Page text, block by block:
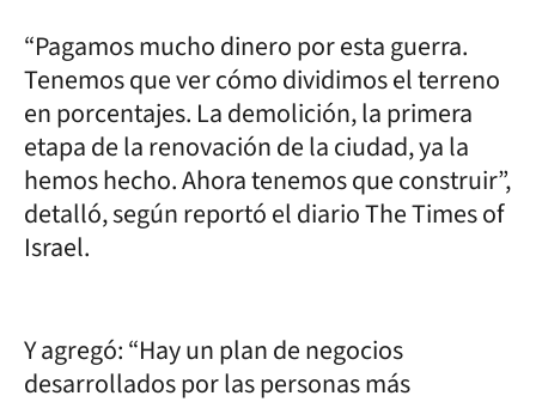
“Pagamos mucho dinero por esta guerra.
Tenemos que ver cómo dividimos el terreno
en porcentajes. La demolición, la primera
etapa de la renovación de la ciudad, ya la
hemos hecho. Ahora tenemos que construir”,
detalló, según reportó el diario The Times of
Israel.
Y agregó: “Hay un plan de negocios
desarrollados por las personas más